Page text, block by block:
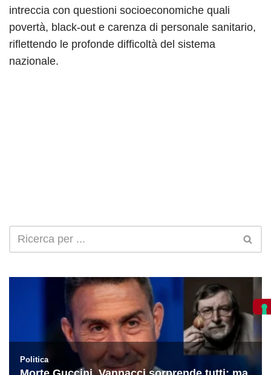
intreccia con questioni socioeconomiche quali
povertà, black-out e carenza di personale sanitario,
riflettendo le profonde difficoltà del sistema
nazionale.